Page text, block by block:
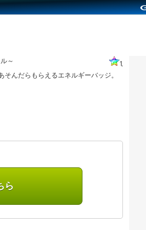
～
1
んだらもらえるエネルギーバッジ。
ら